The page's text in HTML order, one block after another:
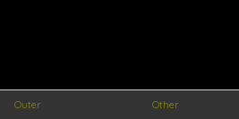
Outer Other